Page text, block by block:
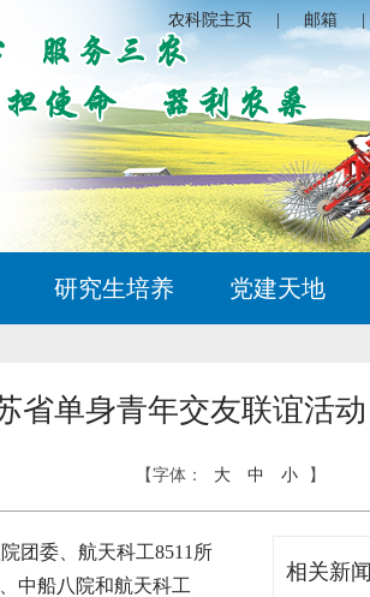
农科院主页 邮箱
研究生培养 党建天地
省单身青年交友联谊活动
【字体： 大 中 小 】
团委、航天科工8511所
中船八院和航天科工
相关新闻